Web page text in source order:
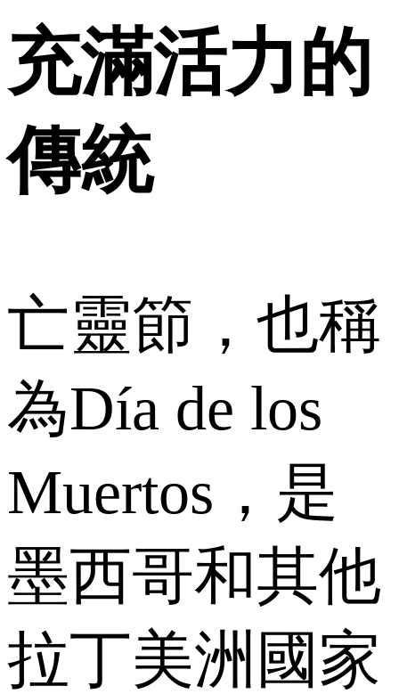
充滿活力的
傳統
亡靈節，也稱
為Día de los
Muertos，是
墨西哥和其他
拉丁美洲國家